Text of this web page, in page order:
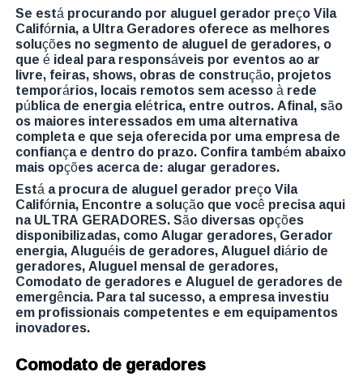
Se está procurando por aluguel gerador preço Vila
Califórnia, a Ultra Geradores oferece as melhores
soluções no segmento de aluguel de geradores, o
que é ideal para responsáveis por eventos ao ar
livre, feiras, shows, obras de construção, projetos
temporários, locais remotos sem acesso à rede
pública de energia elétrica, entre outros. Afinal, são
os maiores interessados em uma alternativa
completa e que seja oferecida por uma empresa de
confiança e dentro do prazo. Confira também abaixo
mais opções acerca de: alugar geradores.
Está a procura de aluguel gerador preço Vila
Califórnia, Encontre a solução que você precisa aqui
na ULTRA GERADORES. São diversas opções
disponibilizadas, como Alugar geradores, Gerador
energia, Aluguéis de geradores, Aluguel diário de
geradores, Aluguel mensal de geradores,
Comodato de geradores e Aluguel de geradores de
emergência. Para tal sucesso, a empresa investiu
em profissionais competentes e em equipamentos
inovadores.
Comodato de geradores